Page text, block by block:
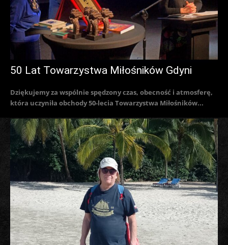
50 Lat Towarzystwa Miłośników Gdyni
Dziękujemy za wspólnie spędzony czas, obecność i atmosferę,
która uczyniła obchody 50-lecia Towarzystwa Miłośników...